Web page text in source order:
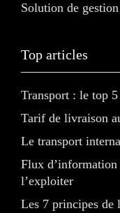
Solution de
Top articles
Transport : le top
Tarif de livraison
Le transport
Flux d’information
l’exploiter
Les 7 principes de